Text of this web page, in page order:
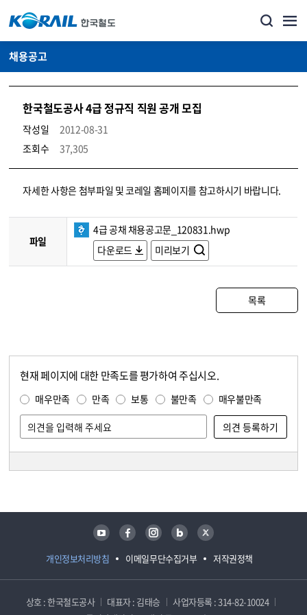
채용공고
한국철도공사 4급 정규직 직원 공개 모집
작성일
2012-08-31
조회수
37,305
코레일소개_경영공시_채용공고 상세보기 – 내용, 파일, 담당자 연락처로 구성
자세한 사항은 첨부파일 및 코레일 홈페이지를 참고하시기 바랍니다.
파일
4급 공채 채용공고문_120831.hwp
다운로드
미리보기
목록
현재 페이지에 대한 만족도를 평가하여 주십시오.
매우만족 만족 보통 불만족 매우불만족
개인정보처리방침 이메일무단수집거부 저작권정책
유튜브 페이스북 인스타그램 블로그 트위터
상호 : 한국철도공사 대표자 : 김태승
사업자등록 : 314-82-10024